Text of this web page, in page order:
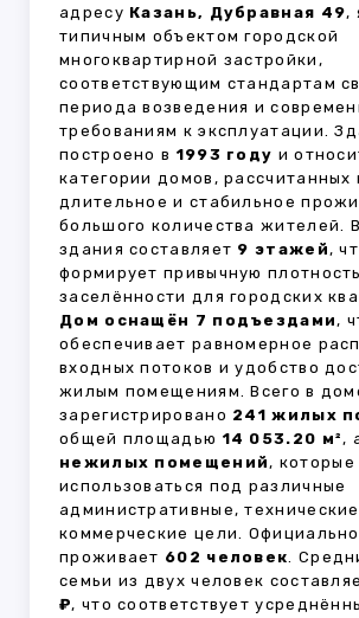
адресу Казань, Дубравная 49,
типичным объектом городской
многоквартирной застройки,
соответствующим стандартам
периода возведения и
требованиям к эксплуатации.
построено в 1993 году и
категории домов, рассчитанных
длительное и стабильное
большого количества жителей.
здания составляет 9 этажей,
формирует привычную плотность
заселённости для городских
Дом оснащён 7 подъездами,
обеспечивает равномерное
входных потоков и удобство
жилым помещениям. Всего в
зарегистрировано 241 жилых
общей площадью 14 053.20 м²,
нежилых помещений, которые
использоваться под различные
административные,
коммерческие цели.
проживает 602 человек.
семьи из двух человек
₽, что соответствует